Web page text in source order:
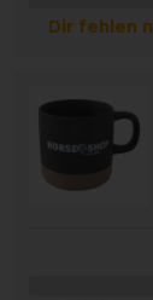
Dir fehlen